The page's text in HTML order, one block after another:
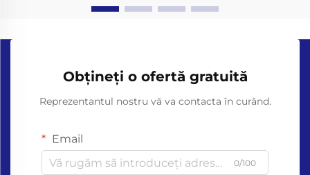
Obțineți o ofertă gratuită
Reprezentantul nostru vă va contacta în curând.
Email
0/100